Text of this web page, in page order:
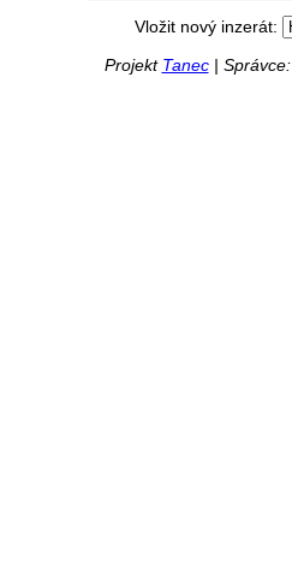
Vložit nový inzerát:
Projekt Tanec| Správce: